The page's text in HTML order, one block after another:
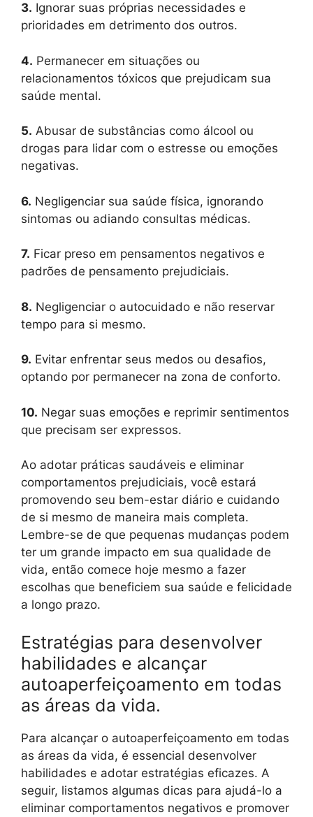
3. Ignorar suas próprias necessidades e
prioridades em detrimento dos outros.
4. Permanecer em situações ou
relacionamentos tóxicos que prejudicam sua
saúde mental.
5. Abusar de substâncias como álcool ou
drogas para lidar com o estresse ou emoções
negativas.
6. Negligenciar sua saúde física, ignorando
sintomas ou adiando consultas médicas.
7. Ficar preso em pensamentos negativos e
padrões de pensamento prejudiciais.
8. Negligenciar o autocuidado e não reservar
tempo para si mesmo.
9. Evitar enfrentar seus medos ou desafios,
optando por permanecer na zona de conforto.
10. Negar suas emoções e reprimir sentimentos
que precisam ser expressos.
Ao adotar práticas saudáveis e eliminar
comportamentos prejudiciais, você estará
promovendo seu bem-estar diário e cuidando
de si mesmo de maneira mais completa.
Lembre-se de que pequenas mudanças podem
ter um grande impacto em sua qualidade de
vida, então comece hoje mesmo a fazer
escolhas que beneficiem sua saúde e felicidade
a longo prazo.
Estratégias para desenvolver
habilidades e alcançar
autoaperfeiçoamento em todas
as áreas da vida.
Para alcançar o autoaperfeiçoamento em todas
as áreas da vida, é essencial desenvolver
habilidades e adotar estratégias eficazes. A
seguir, listamos algumas dicas para ajudá-lo a
eliminar comportamentos negativos e promover